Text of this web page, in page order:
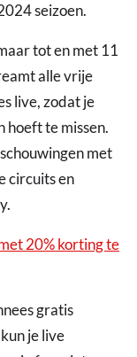
seizoen.
tot en met 11
alle vrije
live, zodat je
hoeft te missen.
met
circuits en
20% korting te
gratis
je live